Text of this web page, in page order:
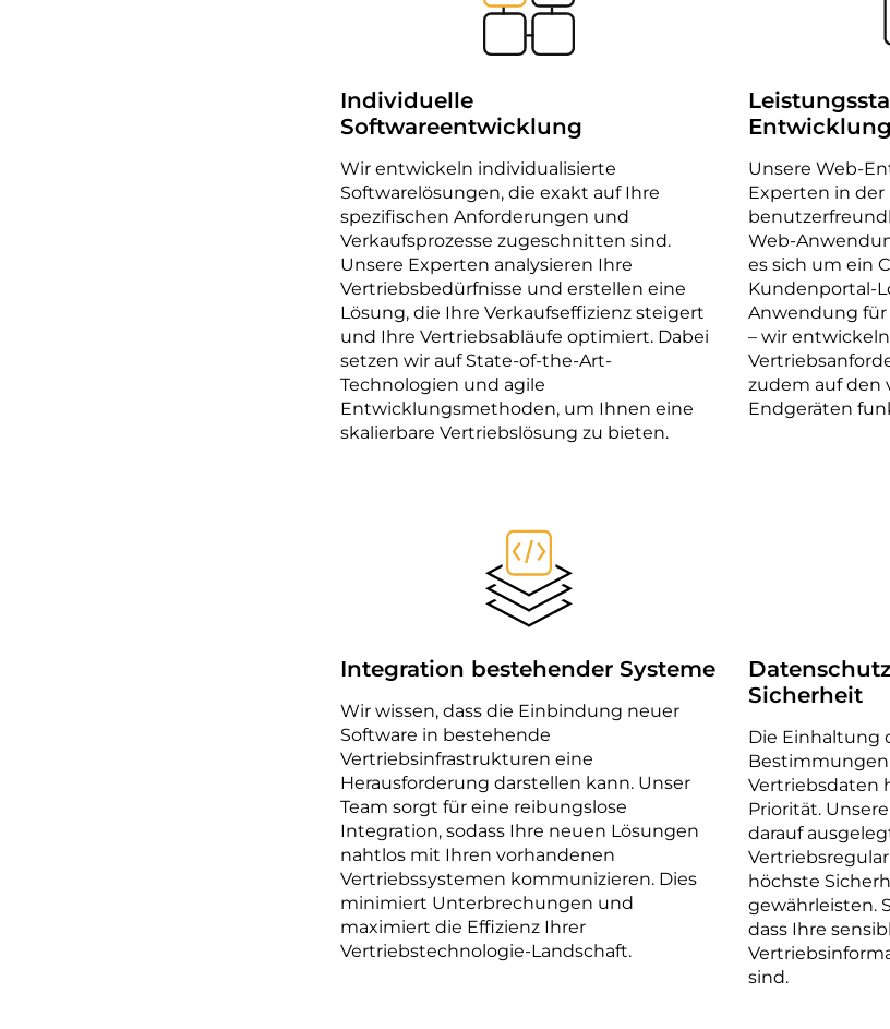
Individuelle
Softwareentwicklung
Wir entwickeln individualisierte
Softwarelösungen, die exakt auf Ihre
spezifischen Anforderungen und
Verkaufsprozesse zugeschnitten sind.
Unsere Experten analysieren Ihre
Vertriebsbedürfnisse und erstellen eine
Lösung, die Ihre Verkaufseffizienz steigert
und Ihre Vertriebsabläufe optimiert. Dabei
setzen wir auf State-of-the-Art-
Technologien und agile
Entwicklungsmethoden, um Ihnen eine
skalierbare Vertriebslösung zu bieten.
Entwicklung
Unsere Web-
Experten in der
Web-
es sich um ein
Kundenportal-
Anwendung für
– wir
zudem auf den
Endgeräten
Integration bestehender Systeme
Wir wissen, dass die Einbindung neuer
Software in bestehende
Vertriebsinfrastrukturen eine
Herausforderung darstellen kann. Unser
Team sorgt für eine reibungslose
Integration, sodass Ihre neuen Lösungen
nahtlos mit Ihren vorhandenen
Vertriebssystemen kommunizieren. Dies
minimiert Unterbrechungen und
maximiert die Effizienz Ihrer
Vertriebstechnologie-Landschaft.
Sicherheit
Die Einhaltung
Vertriebsdaten
Priorität.
darauf
höchste
gewährleisten.
dass Ihre
sind.